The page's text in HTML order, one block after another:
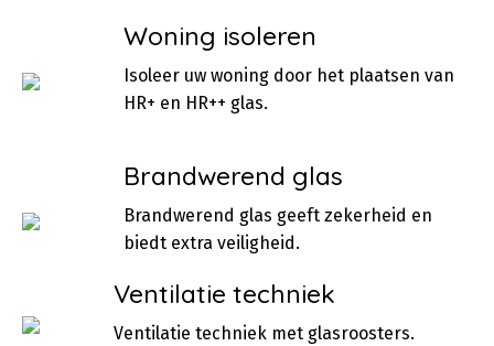
Woning isoleren
Isoleer uw woning door het plaatsen van
HR+ en HR++ glas.
Brandwerend glas
Brandwerend glas geeft zekerheid en
biedt extra veiligheid.
Ventilatie techniek
Ventilatie techniek met glasroosters.